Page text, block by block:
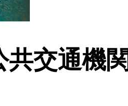
交通機関